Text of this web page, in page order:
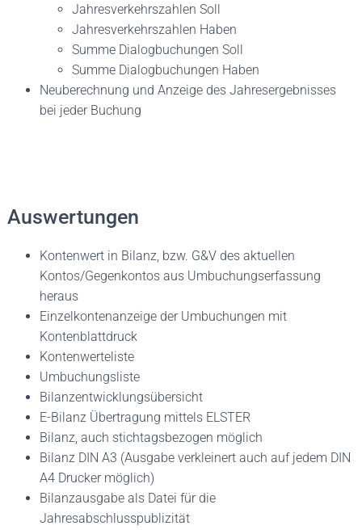
Jahresverkehrszahlen Soll
Jahresverkehrszahlen Haben
Summe Dialogbuchungen Soll
Summe Dialogbuchungen Haben
Neuberechnung und Anzeige des Jahresergebnisses
bei jeder Buchung
Auswertungen
Kontenwert in Bilanz, bzw. G&V des aktuellen
Kontos/Gegenkontos aus Umbuchungserfassung
heraus
Einzelkontenanzeige der Umbuchungen mit
Kontenblattdruck
Kontenwerteliste
Umbuchungsliste
Bilanzentwicklungsübersicht
E-Bilanz Übertragung mittels ELSTER
Bilanz, auch stichtagsbezogen möglich
Bilanz DIN A3 (Ausgabe verkleinert auch auf jedem DIN
A4 Drucker möglich)
Bilanzausgabe als Datei für die
Jahresabschlusspublizität